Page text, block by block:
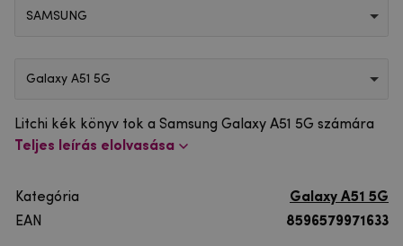
SAMSUNG
Galaxy A51 5G
Litchi kék könyv tok a Samsung Galaxy A51 5G számára
Teljes leírás elolvasása
Kategória
Galaxy A51 5G
EAN
8596579971633